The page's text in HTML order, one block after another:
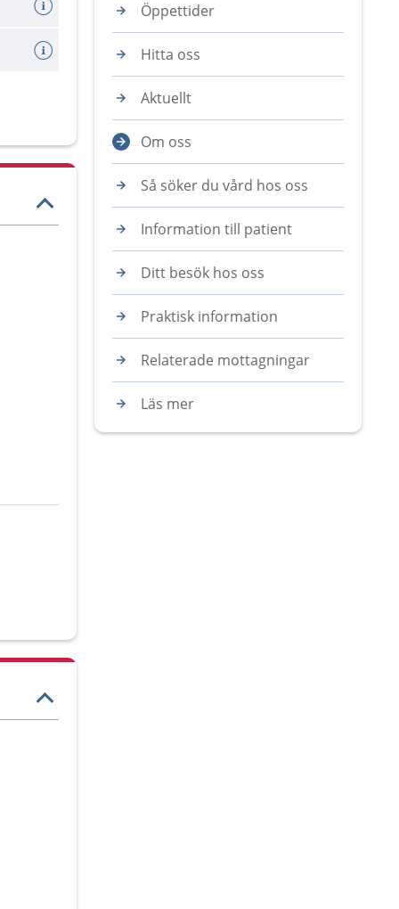
Öppettider
Hitta oss
Aktuellt
Om oss
Så söker du vård hos oss
Information till patient
Ditt besök hos oss
Praktisk information
Relaterade mottagningar
Läs mer